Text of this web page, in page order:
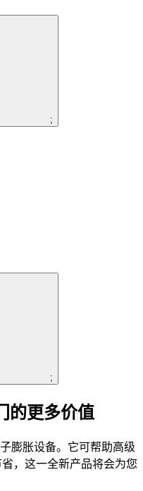
;
;
的更多价值
膨胀设备。它可帮助高级
，这一全新产品将会为您